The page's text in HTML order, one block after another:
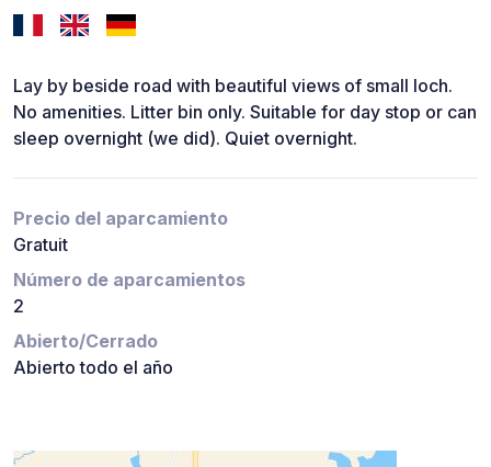
Lay by beside road with beautiful views of small loch.
No amenities. Litter bin only. Suitable for day stop or can
sleep overnight (we did). Quiet overnight.
Precio del aparcamiento
Gratuit
Número de aparcamientos
2
Abierto/Cerrado
Abierto todo el año